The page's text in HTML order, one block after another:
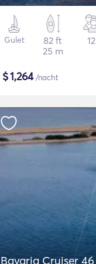
Gulet
82 ft
25 m
12
$1,264/nacht
Bavaria Cruiser 46